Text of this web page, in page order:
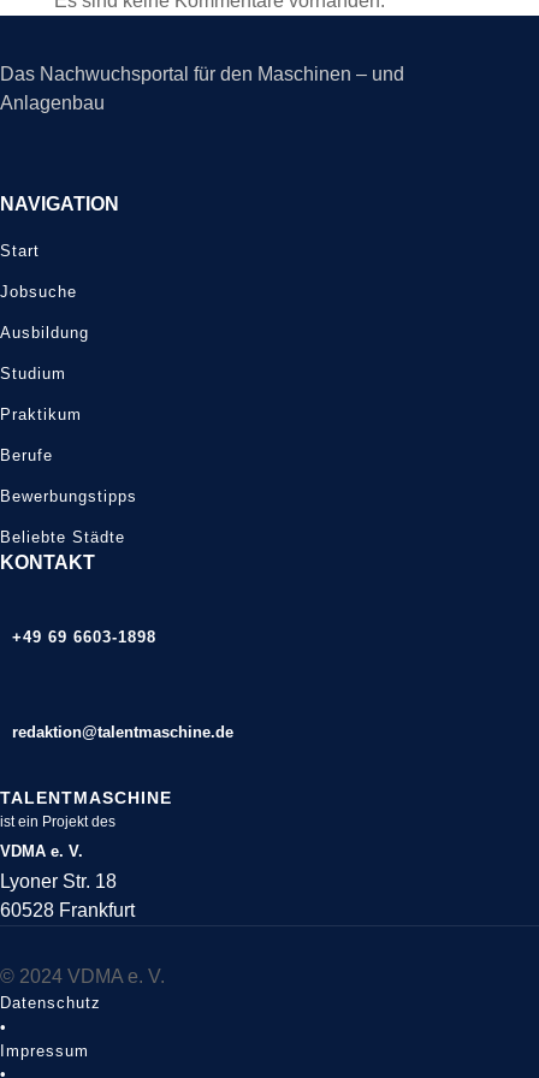
Das Nachwuchsportal für den Maschinen – und
Anlagenbau
NAVIGATION
Start
Jobsuche
Ausbildung
Studium
Praktikum
Berufe
Bewerbungstipps
Beliebte Städte
KONTAKT
+49 69 6603-1898
redaktion@talentmaschine.de
TALENTMASCHINE
ist ein Projekt des
VDMA e. V.
Lyoner Str. 18
60528 Frankfurt
© 2024 VDMA e. V.
Datenschutz
•
Impressum
•